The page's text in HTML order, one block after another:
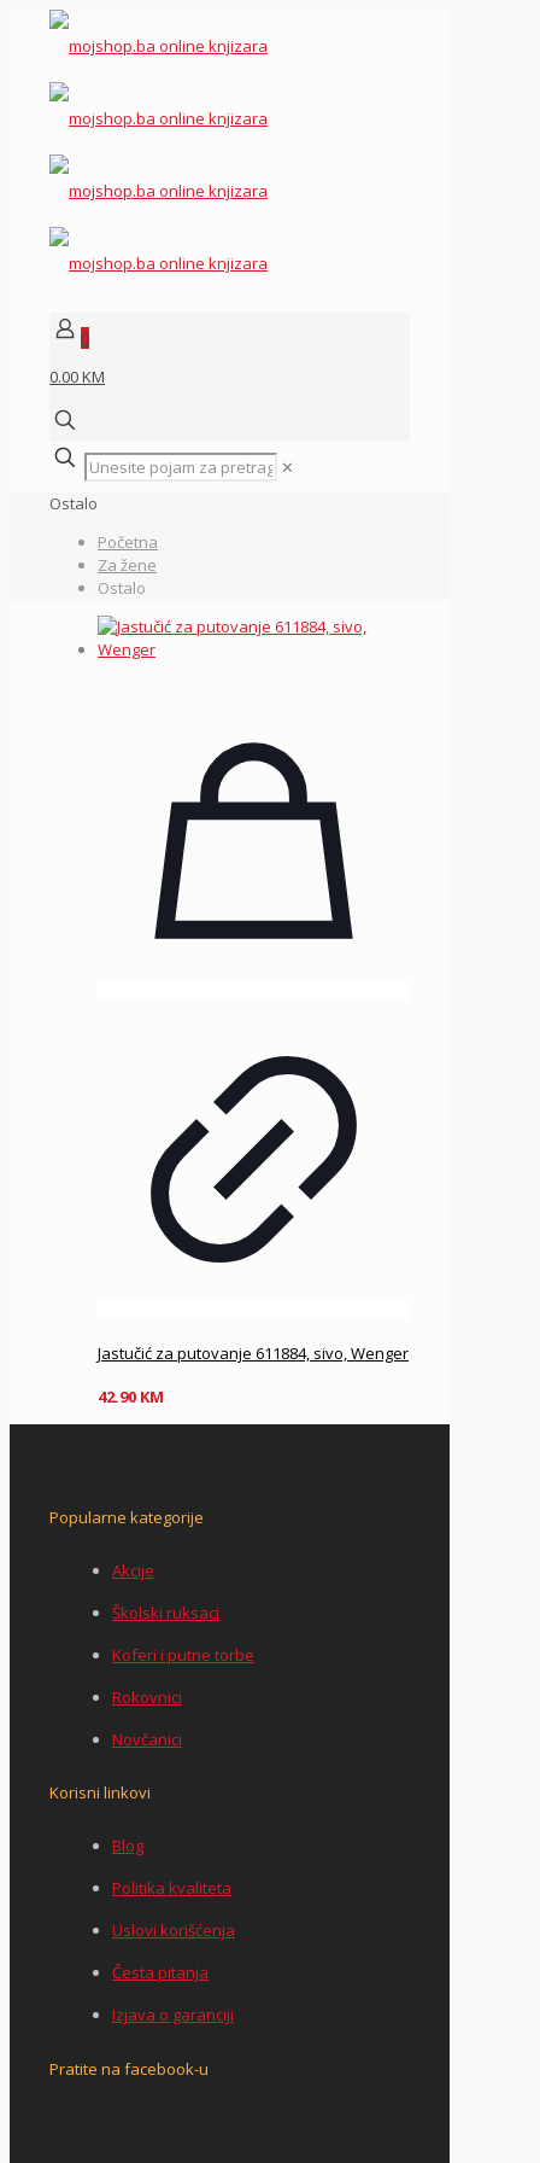
0
0.00 KM
✕
Ostalo
Početna
Za žene
Ostalo
Jastučić za putovanje 611884, sivo, Wenger
42.90 KM
Popularne kategorije
Akcije
Školski ruksaci
Koferi i putne torbe
Rokovnici
Novčanici
Korisni linkovi
Blog
Politika kvaliteta
Uslovi korišćenja
Česta pitanja
Izjava o garanciji
Pratite na facebook-u